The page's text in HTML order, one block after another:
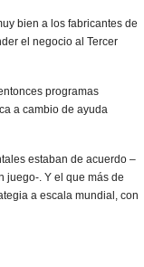
bien a los fabricantes de
el negocio al Tercer
programas
a cambio de ayuda
estaban de acuerdo –
juego-. Y el que más de
a escala mundial, con